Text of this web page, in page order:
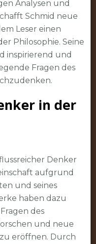
Analysen und
Schmid neue
Leser einen
Philosophie. Seine
inspirierend und
Fragen des
in der
Denker
aufgrund
und seines
haben dazu
des
und neue
eröffnen. Durch